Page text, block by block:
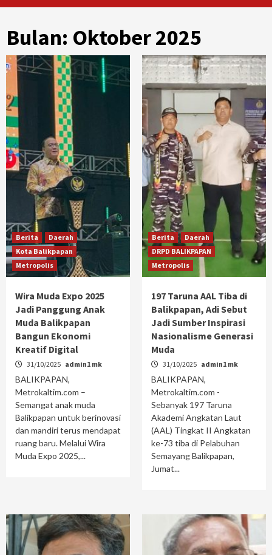
Bulan: Oktober 2025
Berita
Daerah
Kota Balikpapan
Metropolis
Wira Muda Expo 2025
Jadi Panggung Anak
Muda Balikpapan
Bangun Ekonomi
Kreatif Digital
31/10/2025 admin1 mk
BALIKPAPAN,
Metrokaltim.com –
Semangat anak muda
Balikpapan untuk berinovasi
dan mandiri terus mendapat
ruang baru. Melalui Wira
Muda Expo 2025,...
Berita
Daerah
DRPD BALIKPAPAN
Metropolis
197 Taruna AAL Tiba di
Balikpapan, Adi Sebut
Jadi Sumber Inspirasi
Nasionalisme Generasi
Muda
31/10/2025 admin1 mk
BALIKPAPAN,
Metrokaltim.com -
Sebanyak 197 Taruna
Akademi Angkatan Laut
(AAL) Tingkat II Angkatan
ke-73 tiba di Pelabuhan
Semayang Balikpapan,
Jumat...